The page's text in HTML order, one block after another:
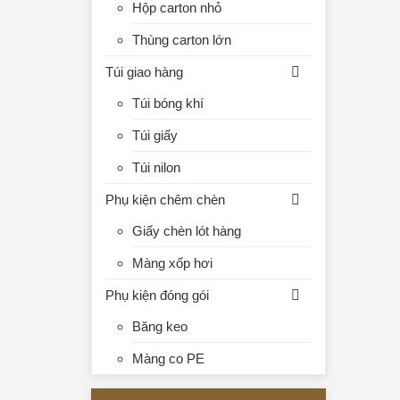
Hộp carton nhỏ
Thùng carton lớn
Túi giao hàng
Túi bóng khí
Túi giấy
Túi nilon
Phụ kiện chêm chèn
Giấy chèn lót hàng
Màng xốp hơi
Phụ kiện đóng gói
Băng keo
Màng co PE